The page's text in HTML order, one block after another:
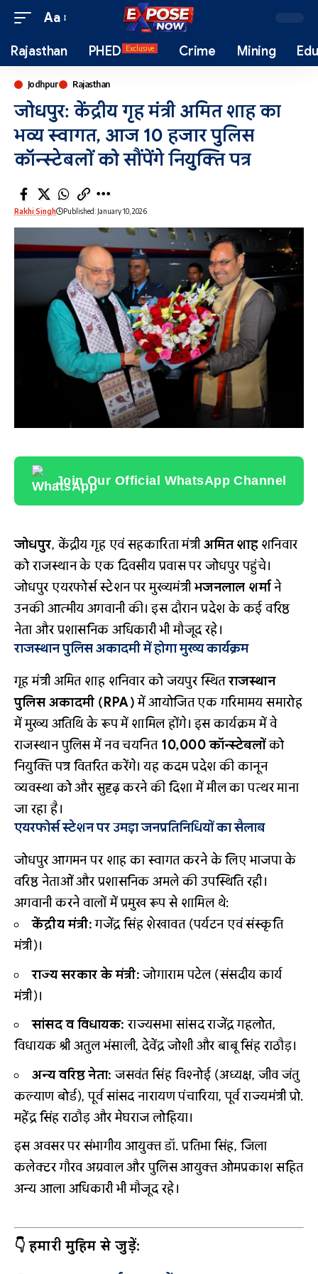
Aa
Rajasthan PHED Exclusive Crime Mining
Jodhpur Rajasthan
जोधपुर: केंद्रीय गृह मंत्री अमित शाह का
भव्य स्वागत, आज 10 हजार पुलिस
कॉन्स्टेबलों को सौंपेंगे नियुक्ति पत्र
Rakhi Singh Published: January 10, 2026
Join Our Official WhatsApp Channel
जोधपुर, केंद्रीय गृह एवं सहकारिता मंत्रीअमित शाहशनिवार
को राजस्थान के एक दिवसीय प्रवास पर जोधपुर पहुंचे।
जोधपुर एयरफोर्स स्टेशन पर मुख्यमंत्रीभजनलाल शर्माने
उनकी आत्मीय अगवानी की। इस दौरान प्रदेश के कई वरिष्ठ
नेता और प्रशासनिक अधिकारी भी मौजूद रहे।
राजस्थान पुलिस अकादमी में होगा मुख्य कार्यक्रम
गृह मंत्री अमित शाह शनिवार को जयपुर स्थितराजस्थान
पुलिस अकादमी (RPA)में आयोजित एक गरिमामय समारोह
में मुख्य अतिथि के रूप में शामिल होंगे। इस कार्यक्रम में वे
राजस्थान पुलिस में नव चयनित 10,000 कॉन्स्टेबलोंको
नियुक्ति पत्र वितरित करेंगे। यह कदम प्रदेश की कानून
व्यवस्था को और सुदृढ़ करने की दिशा में मील का पत्थर माना
जा रहा है।
एयरफोर्स स्टेशन पर उमड़ा जनप्रतिनिधियों का सैलाब
जोधपुर आगमन पर शाह का स्वागत करने के लिए भाजपा के
वरिष्ठ नेताओं और प्रशासनिक अमले की उपस्थिति रही।
अगवानी करने वालों में प्रमुख रूप से शामिल थे:
केंद्रीय मंत्री:गजेंद्र सिंह शेखावत (पर्यटन एवं संस्कृति
मंत्री)।
राज्य सरकार के मंत्री:जोगाराम पटेल (संसदीय कार्य
मंत्री)।
सांसद व विधायक: राज्यसभा सांसद राजेंद्र गहलोत,
विधायक श्री अतुल भंसाली, देवेंद्र जोशी और बाबू सिंह राठौड़।
अन्य वरिष्ठ नेता: जसवंत सिंह विश्नोई (अध्यक्ष, जीव जंतु
कल्याण बोर्ड), पूर्व सांसद नारायण पंचारिया, पूर्व राज्यमंत्री प्रो.
महेंद्र सिंह राठौड़ और मेघराज लोहिया।
इस अवसर पर संभागीय आयुक्त डॉ. प्रतिभा सिंह, जिला
कलेक्टर गौरव अग्रवाल और पुलिस आयुक्त ओमप्रकाश सहित
अन्य आला अधिकारी भी मौजूद रहे।
👇 हमारी मुहिम से जुड़ें: